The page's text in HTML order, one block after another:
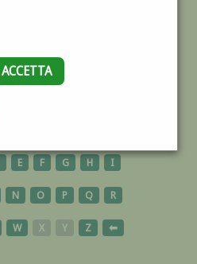
ACCETTA
E F G H I
N O P Q R
W X Y Z ⬅